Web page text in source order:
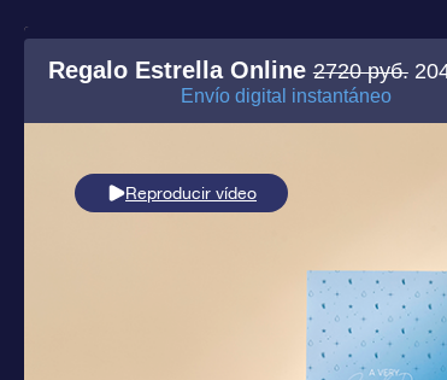
Regalo Estrella Online2720 руб.
Envío digital instantáneo
Reproducir vídeo